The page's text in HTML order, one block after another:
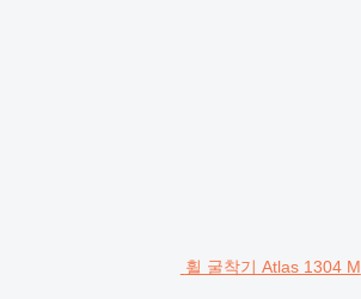
휠 굴착기 Atlas 1304 M